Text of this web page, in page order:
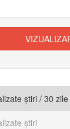
știri / 30 zile
știri